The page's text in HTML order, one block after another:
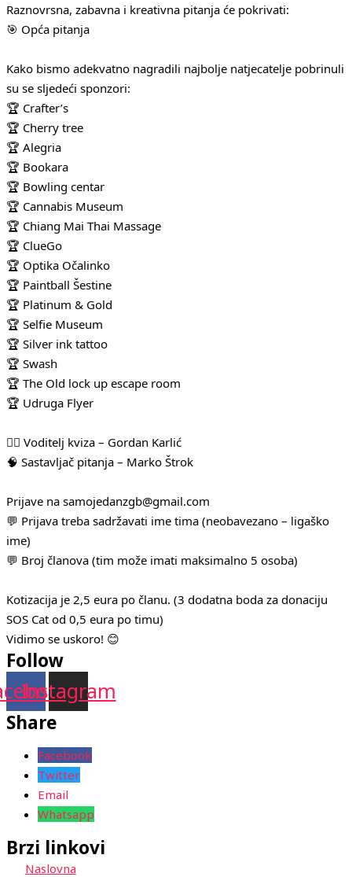
Raznovrsna, zabavna i kreativna pitanja će pokrivati:
🎯 Opća pitanja
Kako bismo adekvatno nagradili najbolje natjecatelje pobrinuli
su se sljedeći sponzori:
🏆 Crafter’s
🏆 Cherry tree
🏆 Alegria
🏆 Bookara
🏆 Bowling centar
🏆 Cannabis Museum
🏆 Chiang Mai Thai Massage
🏆 ClueGo
🏆 Optika Očalinko
🏆 Paintball Šestine
🏆 Platinum & Gold
🏆 Selfie Museum
🏆 Silver ink tattoo
🏆 Swash
🏆 The Old lock up escape room
🏆 Udruga Flyer
🧛‍♂️ Voditelj kviza – Gordan Karlić
🧠 Sastavljač pitanja – Marko Štrok
Prijave na samojedanzgb@gmail.com
💬 Prijava treba sadržavati ime tima (neobavezano – ligaško
ime)
💬 Broj članova (tim može imati maksimalno 5 osoba)
Kotizacija je 2,5 eura po članu. (3 dodatna boda za donaciju
SOS Cat od 0,5 eura po timu)
Vidimo se uskoro! 😊
Follow
Instagram
Share
Facebook
Twitter
Email
Whatsapp
Brzi linkovi
Naslovna